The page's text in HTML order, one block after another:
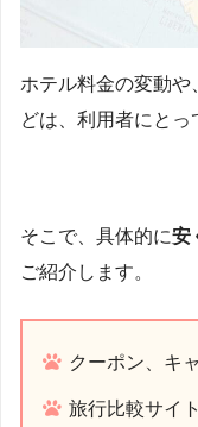
ホテル料金の変動
どは、利用者にとっ
そこで、具体的に安
ご紹介します。
クーポン、キ
旅行比較サイ